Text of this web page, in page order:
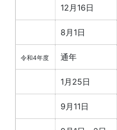
12月16日
8月1日
令和4年度 通年
1月25日
9月11日